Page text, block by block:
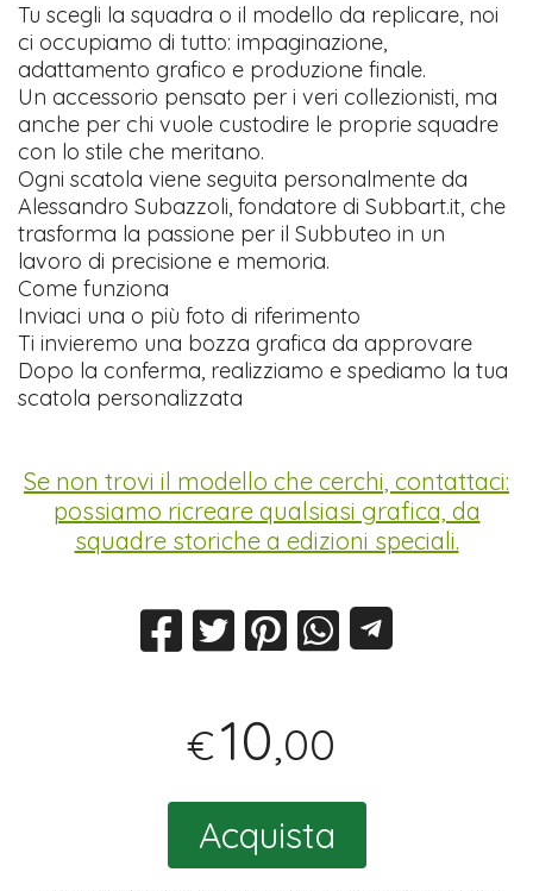
Tu scegli la squadra o il modello da replicare, noi
ci occupiamo di tutto: impaginazione,
adattamento grafico e produzione finale.
Un accessorio pensato per i veri collezionisti, ma
anche per chi vuole custodire le proprie squadre
con lo stile che meritano.
Ogni scatola viene seguita personalmente da
Alessandro Subazzoli, fondatore di Subbart.it, che
trasforma la passione per il Subbuteo in un
lavoro di precisione e memoria.
Come funziona
Inviaci una o più foto di riferimento
Ti invieremo una bozza grafica da approvare
Dopo la conferma, realizziamo e spediamo la tua
scatola personalizzata
Se non trovi il modello che cerchi, contattaci:
possiamo ricreare qualsiasi grafica, da
squadre storiche a edizioni speciali.
€10,00
Acquista